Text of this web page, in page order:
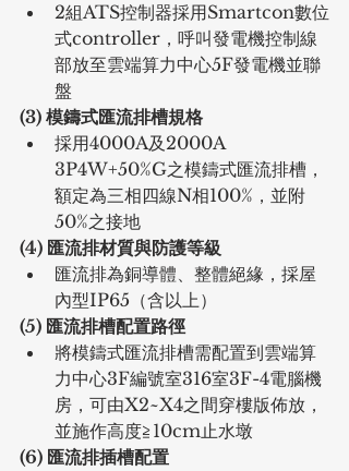
2組ATS控制器採用Smartcon數位
式controller，呼叫發電機控制線
部放至雲端算力中心5F發電機並聯
盤
(3) 模鑄式匯流排槽規格
採用4000A及2000A
3P4W+50%G之模鑄式匯流排槽，
額定為三相四線N相100%，並附
50%之接地
(4) 匯流排材質與防護等級
匯流排為銅導體、整體絕緣，採屋
內型IP65（含以上）
(5) 匯流排槽配置路徑
將模鑄式匯流排槽需配置到雲端算
力中心3F編號室316室3F-4電腦機
房，可由X2~X4之間穿樓版佈放，
並施作高度≧10cm止水墩
(6) 匯流排插槽配置